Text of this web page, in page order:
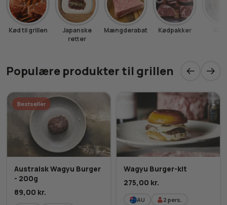
Kød til grillen
Japanske
retter
Mængderabat Kødpakker
Populære produkter til grillen
Bestseller
Australsk Wagyu Burger
- 200g
89,00 kr.
Wagyu Burger-kit
275,00 kr.
AU 2 pers.